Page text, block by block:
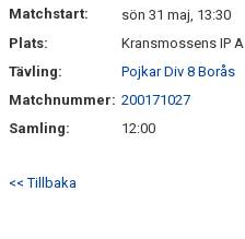
Matchstart:
sön 31 maj, 13:30
Plats:
Kransmossens IP A
Tävling:
Pojkar Div 8 Borås
Matchnummer: 200171027
Samling:
12:00
<< Tillbaka